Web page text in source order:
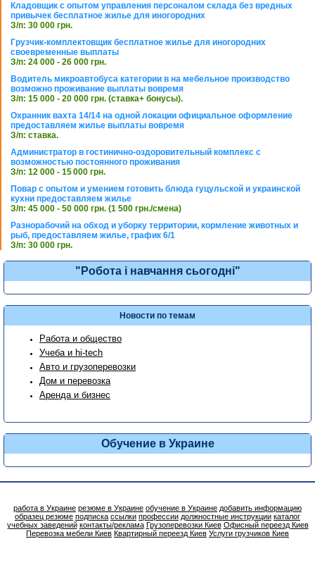
Кладовщик с опытом управления персоналом склада без вредных
привычек бесплатное жилье для иногородних
З/п: 30 000 грн.
Грузчик-комплектовщик бесплатное жилье для иногородних
своевременные выплаты
З/п: 24 000 - 26 000 грн.
Водитель микроавтобуса категории в на мебельное производство
возможно проживание выплаты вовремя
З/п: 15 000 - 20 000 грн. (ставка+ бонусы).
Охранник вахта 14/14 на одной локации официальное оформление
предоставляем жилье выплаты вовремя
З/п: ставка.
Администратор в гостинично-оздоровительный комплекс с
возможностью постоянного проживания
З/п: 12 000 - 15 000 грн.
Повар с опытом и умением готовить блюда гуцульской и украинской
кухни предоставляем жилье
З/п: 45 000 - 50 000 грн. (1 500 грн./смена)
Разнорабочий на обход и уборку территории, кормление животных и
рыб, предоставляем жилье, график 6/1
З/п: 30 000 грн.
"Робота і навчання сьогодні"
Новости по темам
Работа и общество
Учеба и hi-tech
Авто и грузоперевозки
Дом и перевозка
Аренда и бизнес
Обучение в Украине
работа в Украине резюме в Украине обучение в Украине добавить информацию
образец резюме подписка ссылки профессии должностные инструкции каталог
учебных заведений контакты/реклама Грузоперевозки Киев Офисный переезд Киев
Перевозка мебели Киев Квартирный переезд Киев Услуги грузчиков Киев